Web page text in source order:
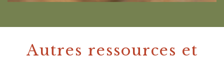
Autres ressources et